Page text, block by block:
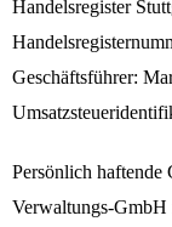
Handelsregister
Geschäftsführer:
Persönlich haftende
Verwaltungs-